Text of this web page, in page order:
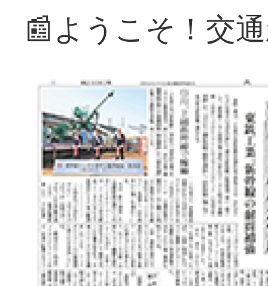
📰ようこそ！交